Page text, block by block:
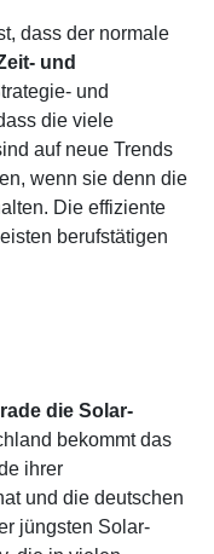
dass der normale
und
und
die viele
auf neue Trends
wenn sie denn die
Die effiziente
berufstätigen
die Solar-
bekommt das
ihrer
und die deutschen
jüngsten Solar-